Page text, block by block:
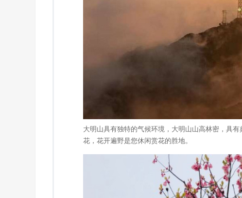
大明山具有独特的气候环境，大明山山高林密，具
花，花开遍野是您休闲赏花的胜地。